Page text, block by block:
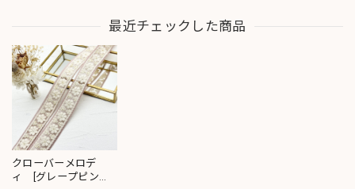
最近チェックした商品
クローバーメロデ
ィ [グレープピン